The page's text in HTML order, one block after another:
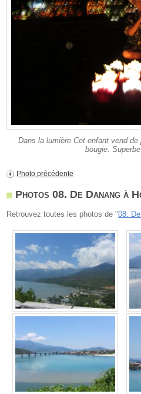
Dans la lumière Cet enfant vend
bougie.
Photo précédente
Photos 08. De Danang à
Retrouvez toutes les photos de "08.